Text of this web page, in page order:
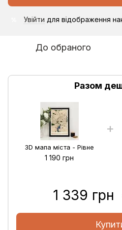
Увійти для відображення
До обраного
Разом
3D мапа міста - Рівне
1 190 грн
1 339 грн